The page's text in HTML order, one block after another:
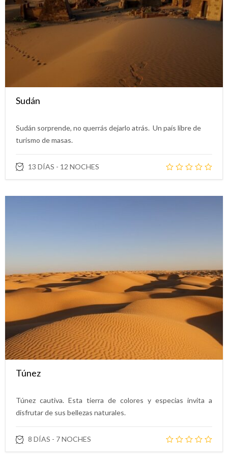
Sudán
Sudán sorprende, no querrás dejarlo atrás. Un país libre de
turismo de masas.
13 DÍAS - 12 NOCHES
Túnez
Túnez cautiva. Esta tierra de colores y especias invita a
disfrutar de sus bellezas naturales.
8 DÍAS - 7 NOCHES